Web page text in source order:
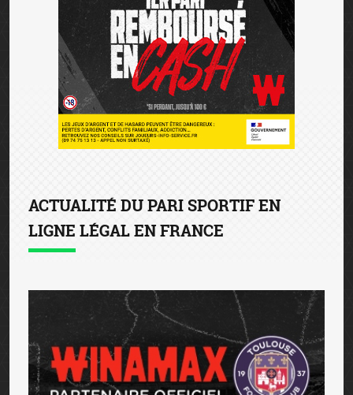
ACTUALITÉ DU PARI SPORTIF EN
LIGNE LÉGAL EN FRANCE